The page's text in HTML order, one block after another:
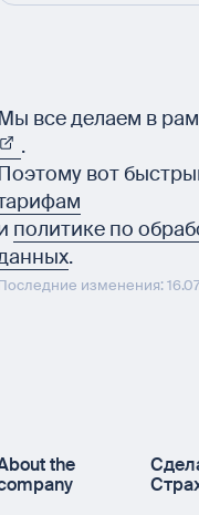
все делаем в
.
вот
политике по
.
изменения:
the